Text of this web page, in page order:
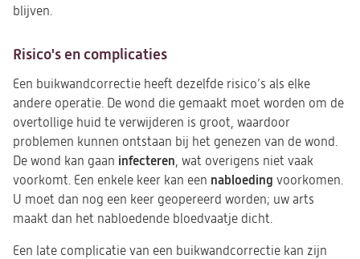
blijven.
Risico's en complicaties
Een buikwandcorrectie heeft dezelfde risico’s als elke
andere operatie. De wond die gemaakt moet worden om de
overtollige huid te verwijderen is groot, waardoor
problemen kunnen ontstaan bij het genezen van de wond.
De wond kan gaan infecteren, wat overigens niet vaak
voorkomt. Een enkele keer kan een nabloeding voorkomen.
U moet dan nog een keer geopereerd worden; uw arts
maakt dan het nabloedende bloedvaatje dicht.
Een late complicatie van een buikwandcorrectie kan zijn